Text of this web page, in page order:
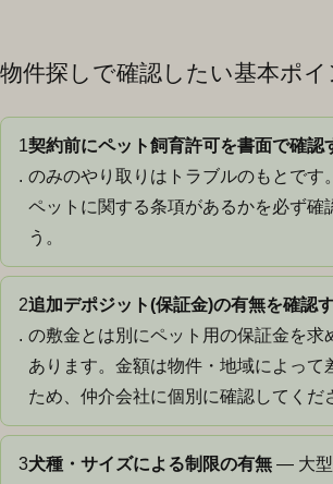
物件探しで確認したい基本ポイ
1
.
契約前にペット飼育許可を書面で確認
のみのやり取りはトラブルのもとです
ペットに関する条項があるかを必ず確
う。
2
.
追加デポジット(保証金)の有無を確認
の敷金とは別にペット用の保証金を求
あります。金額は物件・地域によって
ため、仲介会社に個別に確認してくだ
3犬種・サイズによる制限の有無 — 大型